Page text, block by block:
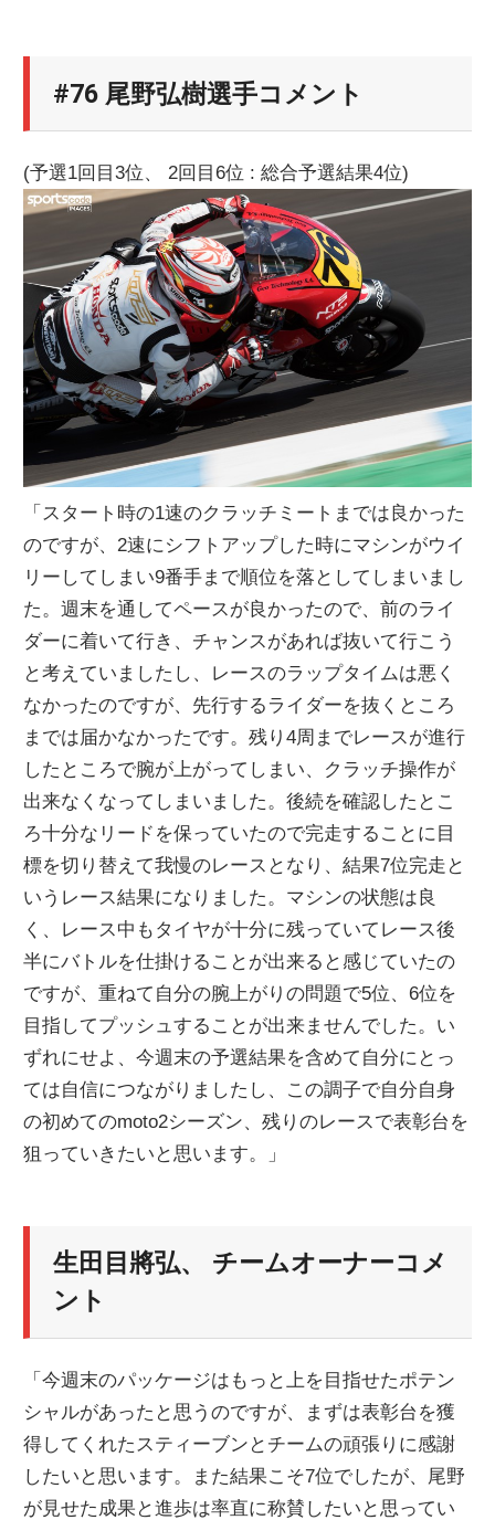
#76 尾野弘樹選手コメント
(予選1回目3位、 2回目6位 : 総合予選結果4位)
「スタート時の1速のクラッチミートまでは良かった
のですが、2速にシフトアップした時にマシンがウイ
リーしてしまい9番手まで順位を落としてしまいまし
た。週末を通してペースが良かったので、前のライ
ダーに着いて行き、チャンスがあれば抜いて行こう
と考えていましたし、レースのラップタイムは悪く
なかったのですが、先行するライダーを抜くところ
までは届かなかったです。残り4周までレースが進行
したところで腕が上がってしまい、クラッチ操作が
出来なくなってしまいました。後続を確認したとこ
ろ十分なリードを保っていたので完走することに目
標を切り替えて我慢のレースとなり、結果7位完走と
いうレース結果になりました。マシンの状態は良
く、レース中もタイヤが十分に残っていてレース後
半にバトルを仕掛けることが出来ると感じていたの
ですが、重ねて自分の腕上がりの問題で5位、6位を
目指してプッシュすることが出来ませんでした。い
ずれにせよ、今週末の予選結果を含めて自分にとっ
ては自信につながりましたし、この調子で自分自身
の初めてのmoto2シーズン、残りのレースで表彰台を
狙っていきたいと思います。」
生田目將弘、 チームオーナーコメ
ント
「今週末のパッケージはもっと上を目指せたポテン
シャルがあったと思うのですが、まずは表彰台を獲
得してくれたスティーブンとチームの頑張りに感謝
したいと思います。また結果こそ7位でしたが、尾野
が見せた成果と進歩は率直に称賛したいと思ってい